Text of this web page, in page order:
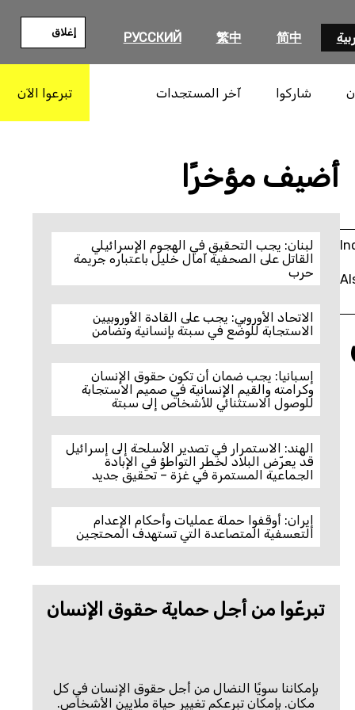
简中
繁中
РУССКИЙ إغلاق
شاركوا آخر المستجدات تبرعوا الآن
أضيف مؤخرًا
لبنان: يجب التحقيق في الهجوم الإسرائيلي
القاتل على الصحفية آمال خليل باعتباره جريمة
حرب
الاتحاد الأوروبي: يجب على القادة الأوروبيين
الاستجابة للوضع في سبتة بإنسانية وتضامن
إسبانيا: يجب ضمان أن تكون حقوق الإنسان
وكرامته والقيم الإنسانية في صميم الاستجابة
للوصول الاستثنائي للأشخاص إلى سبتة
الهند: الاستمرار في تصدير الأسلحة إلى إسرائيل
قد يعرّض البلاد لخطر التواطؤ في الإبادة
الجماعية المستمرة في غزة – تحقيق جديد
إيران: أوقفوا حملة عمليات وأحكام الإعدام
التعسفية المتصاعدة التي تستهدف المحتجين
تبرعّوا من أجل حماية حقوق الإنسان
بإمكاننا سويًا النضال من أجل حقوق الإنسان في كل
مكان. بإمكان تبرعكم تغيير حياة ملايين الأشخاص.